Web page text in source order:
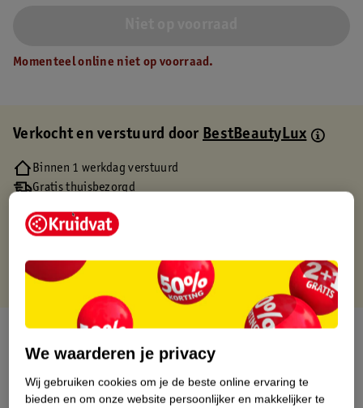
Momenteel online niet op voorraad.
Verkocht en verstuurd doorBestBeautyLux
Binnen 1 werkdag verstuurd
Gratis thuisbezorgd
Gratis punten met je Kruidvat kaart
Over dit product
We waarderen je privacy
Wij gebruiken cookies om je de beste online ervaring te
bieden en om onze website persoonlijker en makkelijker te